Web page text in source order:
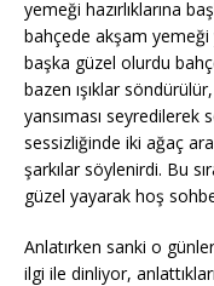
yemeği hazırlıklarına
bahçede akşam yemeği
başka güzel olurdu
bazen ışıklar
yansıması
sessizliğinde iki ağaç
şarkılar söylenirdi. Bu
güzel yayarak hoş
Anlatırken sanki o
ilgi ile dinliyor,